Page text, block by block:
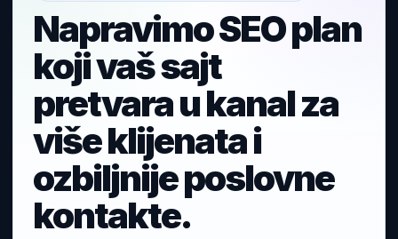
Napravimo SEO plan
koji vaš sajt
pretvara u kanal za
više klijenata i
ozbiljnije poslovne
kontakte.